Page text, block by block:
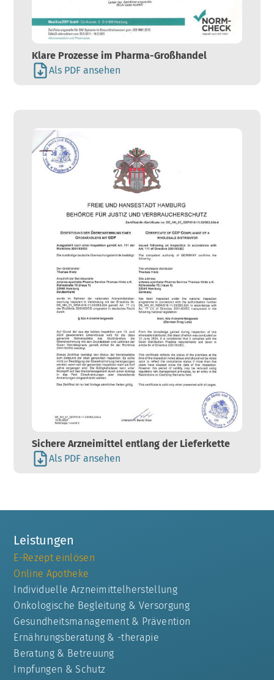
Klare Prozesse im Pharma-Großhandel
Als PDF ansehen
Sichere Arzneimittel entlang der Lieferkette
Als PDF ansehen
Leistungen
E-Rezept einlösen
Online Apotheke
Individuelle Arzneimittelherstellung
Onkologische Begleitung & Versorgung
Gesundheitsmanagement & Prävention
Ernährungsberatung & -therapie
Beratung & Betreuung
Impfungen & Schutz